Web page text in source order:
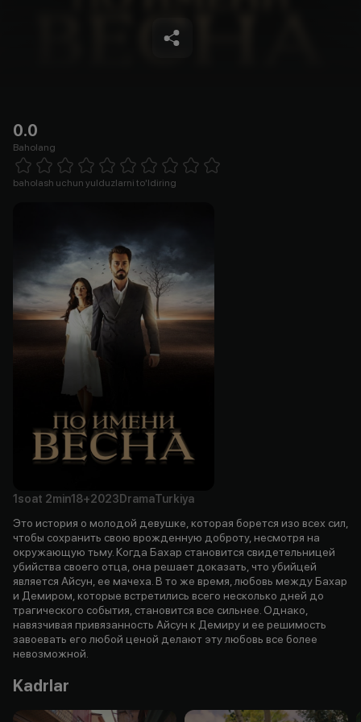
0.0
Baholang
1 Star 2 Stars 3 Stars 4 Stars5 Stars 6 Stars7 Stars8 Stars
baholash uchun yulduzlarni to'ldiring
1soat 2min18+2023 DramaTurkiya
Это история о молодой девушке, которая борется изо всех сил,
чтобы сохранить свою врожденную доброту, несмотря на
окружающую тьму. Когда Бахар становится свидетельницей
убийства своего отца, она решает доказать, что убийцей
является Айсун, ее мачеха. В то же время, любовь между Бахар
и Демиром, которые встретились всего несколько дней до
трагического события, становится все сильнее. Однако,
навязчивая привязанность Айсун к Демиру и ее решимость
завоевать его любой ценой делают эту любовь все более
невозможной.
Kadrlar